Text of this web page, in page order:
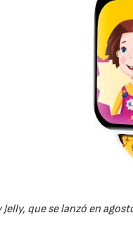
que se lanzó en